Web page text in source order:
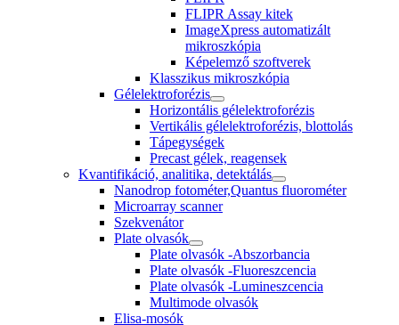
FLIPR Assay kitek
ImageXpress automatizált
mikroszkópia
Képelemző szoftverek
Klasszikus mikroszkópia
Gélelektroforézis
Horizontális gélelektroforézis
Vertikális gélelektroforézis, blottolás
Tápegységek
Precast gélek, reagensek
Kvantifikáció, analitika, detektálás
Nanodrop fotométer,Quantus fluorométer
Microarray scanner
Szekvenátor
Plate olvasók
Plate olvasók -Abszorbancia
Plate olvasók -Fluoreszcencia
Plate olvasók -Lumineszcencia
Multimode olvasók
Elisa-mosók